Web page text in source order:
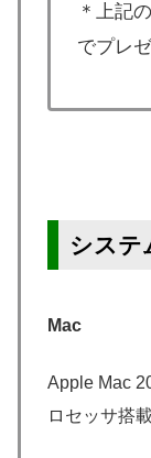
＊上記
でプレ
システ
Mac
Apple Mac
ロセッサ搭載